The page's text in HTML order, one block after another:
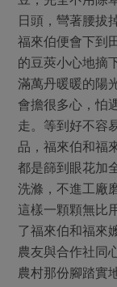
日頭，彎著腰拔
福來伯便會下到
的豆莢小心地摘
滿萬丹暖暖的陽
會擔很多心，怕
走。等到好不容
品，福來伯和福
都是篩到眼花加
洗滌，不進工廠
這樣一顆顆無比
了福來伯和福來
農友與合作社同
農村那份腳踏實